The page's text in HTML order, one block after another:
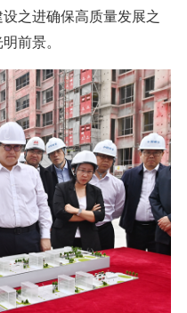
之进确保高质量发展之
前景。